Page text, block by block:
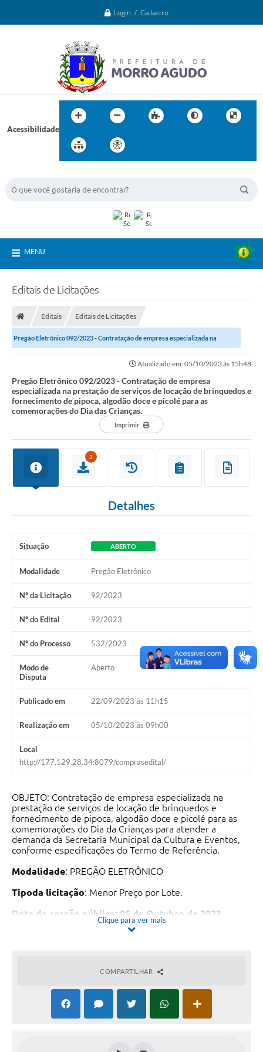
Login / Cadastro
Acessibilidade
MENU
Editais de Licitações
Editais Editais de Licitações
Pregão Eletrônico 092/2023 - Contratação de empresa especializada na
Atualizado em: 05/10/2023 às 15h48
Pregão Eletrônico 092/2023 - Contratação de empresa
especializada na prestação de serviços de locação de brinquedos e
fornecimento de pipoca, algodão doce e picolé para as
comemorações do Dia das Crianças.
Imprimir
3
Detalhes
Situação ABERTO
Modalidade Pregão Eletrônico
Nº da Licitação 92/2023
Nº do Edital 92/2023
Nº do Processo 532/2023
Modo de
Disputa
Aberto
Publicado em 22/09/2023 às 11h15
Realização em 05/10/2023 às 09h00
Local
http://177.129.28.34:8079/comprasedital/
OBJETO: Contratação de empresa especializada na
prestação de serviços de locação de brinquedos e
fornecimento de pipoca, algodão doce e picolé para as
comemorações do Dia da Crianças para atender a
demanda da Secretaria Municipal da Cultura e Eventos,
conforme especificações do Termo de Referência.
Modalidade: PREGÃO ELETRÔNICO
Tipoda licitação: Menor Preço por Lote.
Data da sessão pública: 05 de Outubro de 2023.
Endereço Eletrônico:
http://177.129.28.34:8079/comprasedital/
Prazo de vigência:O prazo de vigência será a partir da
Clique para ver mais
COMPARTILHAR